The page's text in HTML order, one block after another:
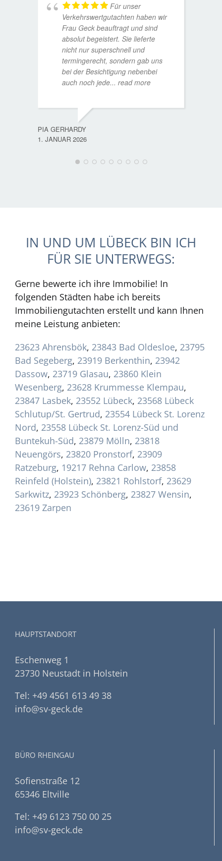
Für unser
Verkehrswertgutachten haben wir
Frau Geck beauftragt und sind
absolut begeistert. Sie lieferte
nicht nur superschnell und
termingerecht, sondern gab uns
bei der Besichtigung nebenbei
auch noch jede... read more
PIA GERHARDY
1. JANUAR 2026
IN UND UM LÜBECK BIN ICH
FÜR SIE UNTERWEGS:
Gerne bewerte ich ihre Immobilie! In
folgenden Städten habe ich bereits
Immobiliengutachten erstellt und kann Ihnen
meine Leistung anbieten:
23623 Ahrensbök, 23843 Bad Oldesloe, 23795
Bad Segeberg, 23919 Berkenthin, 23942
Dassow, 23719 Glasau, 23860 Klein
Wesenberg, 23628 Krummesse Klempau,
23847 Lasbek, 23552 Lübeck, 23568 Lübeck
Schlutup/St. Gertrud, 23554 Lübeck St. Lorenz
Nord, 23558 Lübeck St. Lorenz-Süd und
Buntekuh-Süd, 23879 Mölln, 23818
Neuengörs, 23820 Pronstorf, 23909
Ratzeburg, 19217 Rehna Carlow, 23858
Reinfeld (Holstein), 23821 Rohlstorf, 23629
Sarkwitz, 23923 Schönberg, 23827 Wensin,
23619 Zarpen
HAUPTSTANDORT
Eschenweg 1
23730 Neustadt in Holstein
Tel: +49 4561 613 49 38
info@sv-geck.de
BÜRO RHEINGAU
Sofienstraße 12
65346 Eltville
Tel: +49 6123 750 00 25
info@sv-geck.de